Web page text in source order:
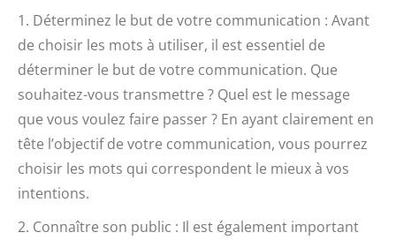
1. Déterminez le but de votre communication : Avant
de choisir les mots à utiliser, il est essentiel de
déterminer le but de votre communication. Que
souhaitez-vous transmettre ? Quel est le message
que vous voulez faire passer ? En ayant clairement en
tête l’objectif de votre communication, vous pourrez
choisir les mots qui correspondent le mieux à vos
intentions.
2. Connaître son public : Il est également important